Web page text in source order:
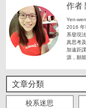
作者
Yen-
2016 年
系發現
真思考
加遠距
源，願
文章分類
校系迷思